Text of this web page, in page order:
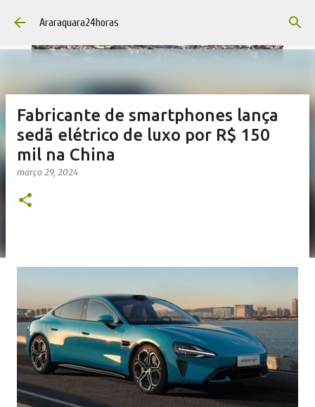
Pular para o conteúdo principal
Araraquara24horas
Fabricante de smartphones lança
sedã elétrico de luxo por R$ 150
mil na China
março 29, 2024